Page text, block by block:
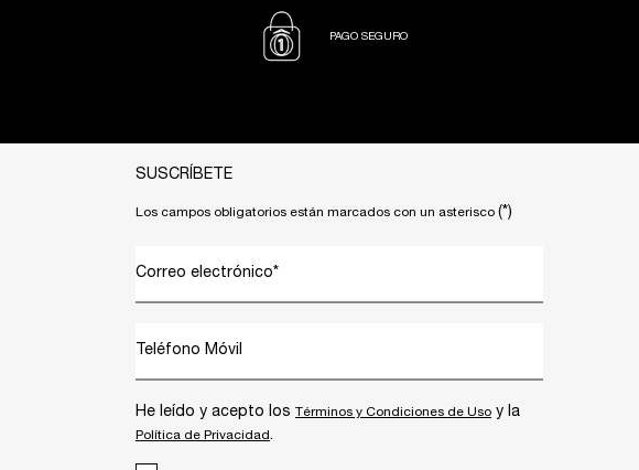
PAGO SEGURO
SUSCRÍBETE
Los campos obligatorios están marcados con un asterisco (*)
Correo electrónico*
Teléfono Móvil
He leído y acepto los Términos y Condiciones de Uso y la
Política de Privacidad.